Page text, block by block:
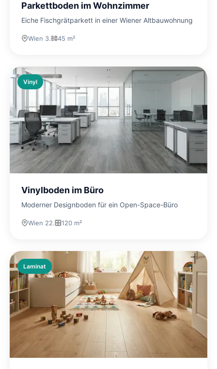
Parkettboden im Wohnzimmer
Eiche Fischgrätparkett in einer Wiener Altbauwohnung
Wien 3. 45 m²
Vinyl
Vinylboden im Büro
Moderner Designboden für ein Open-Space-Büro
Wien 22. 120 m²
Laminat